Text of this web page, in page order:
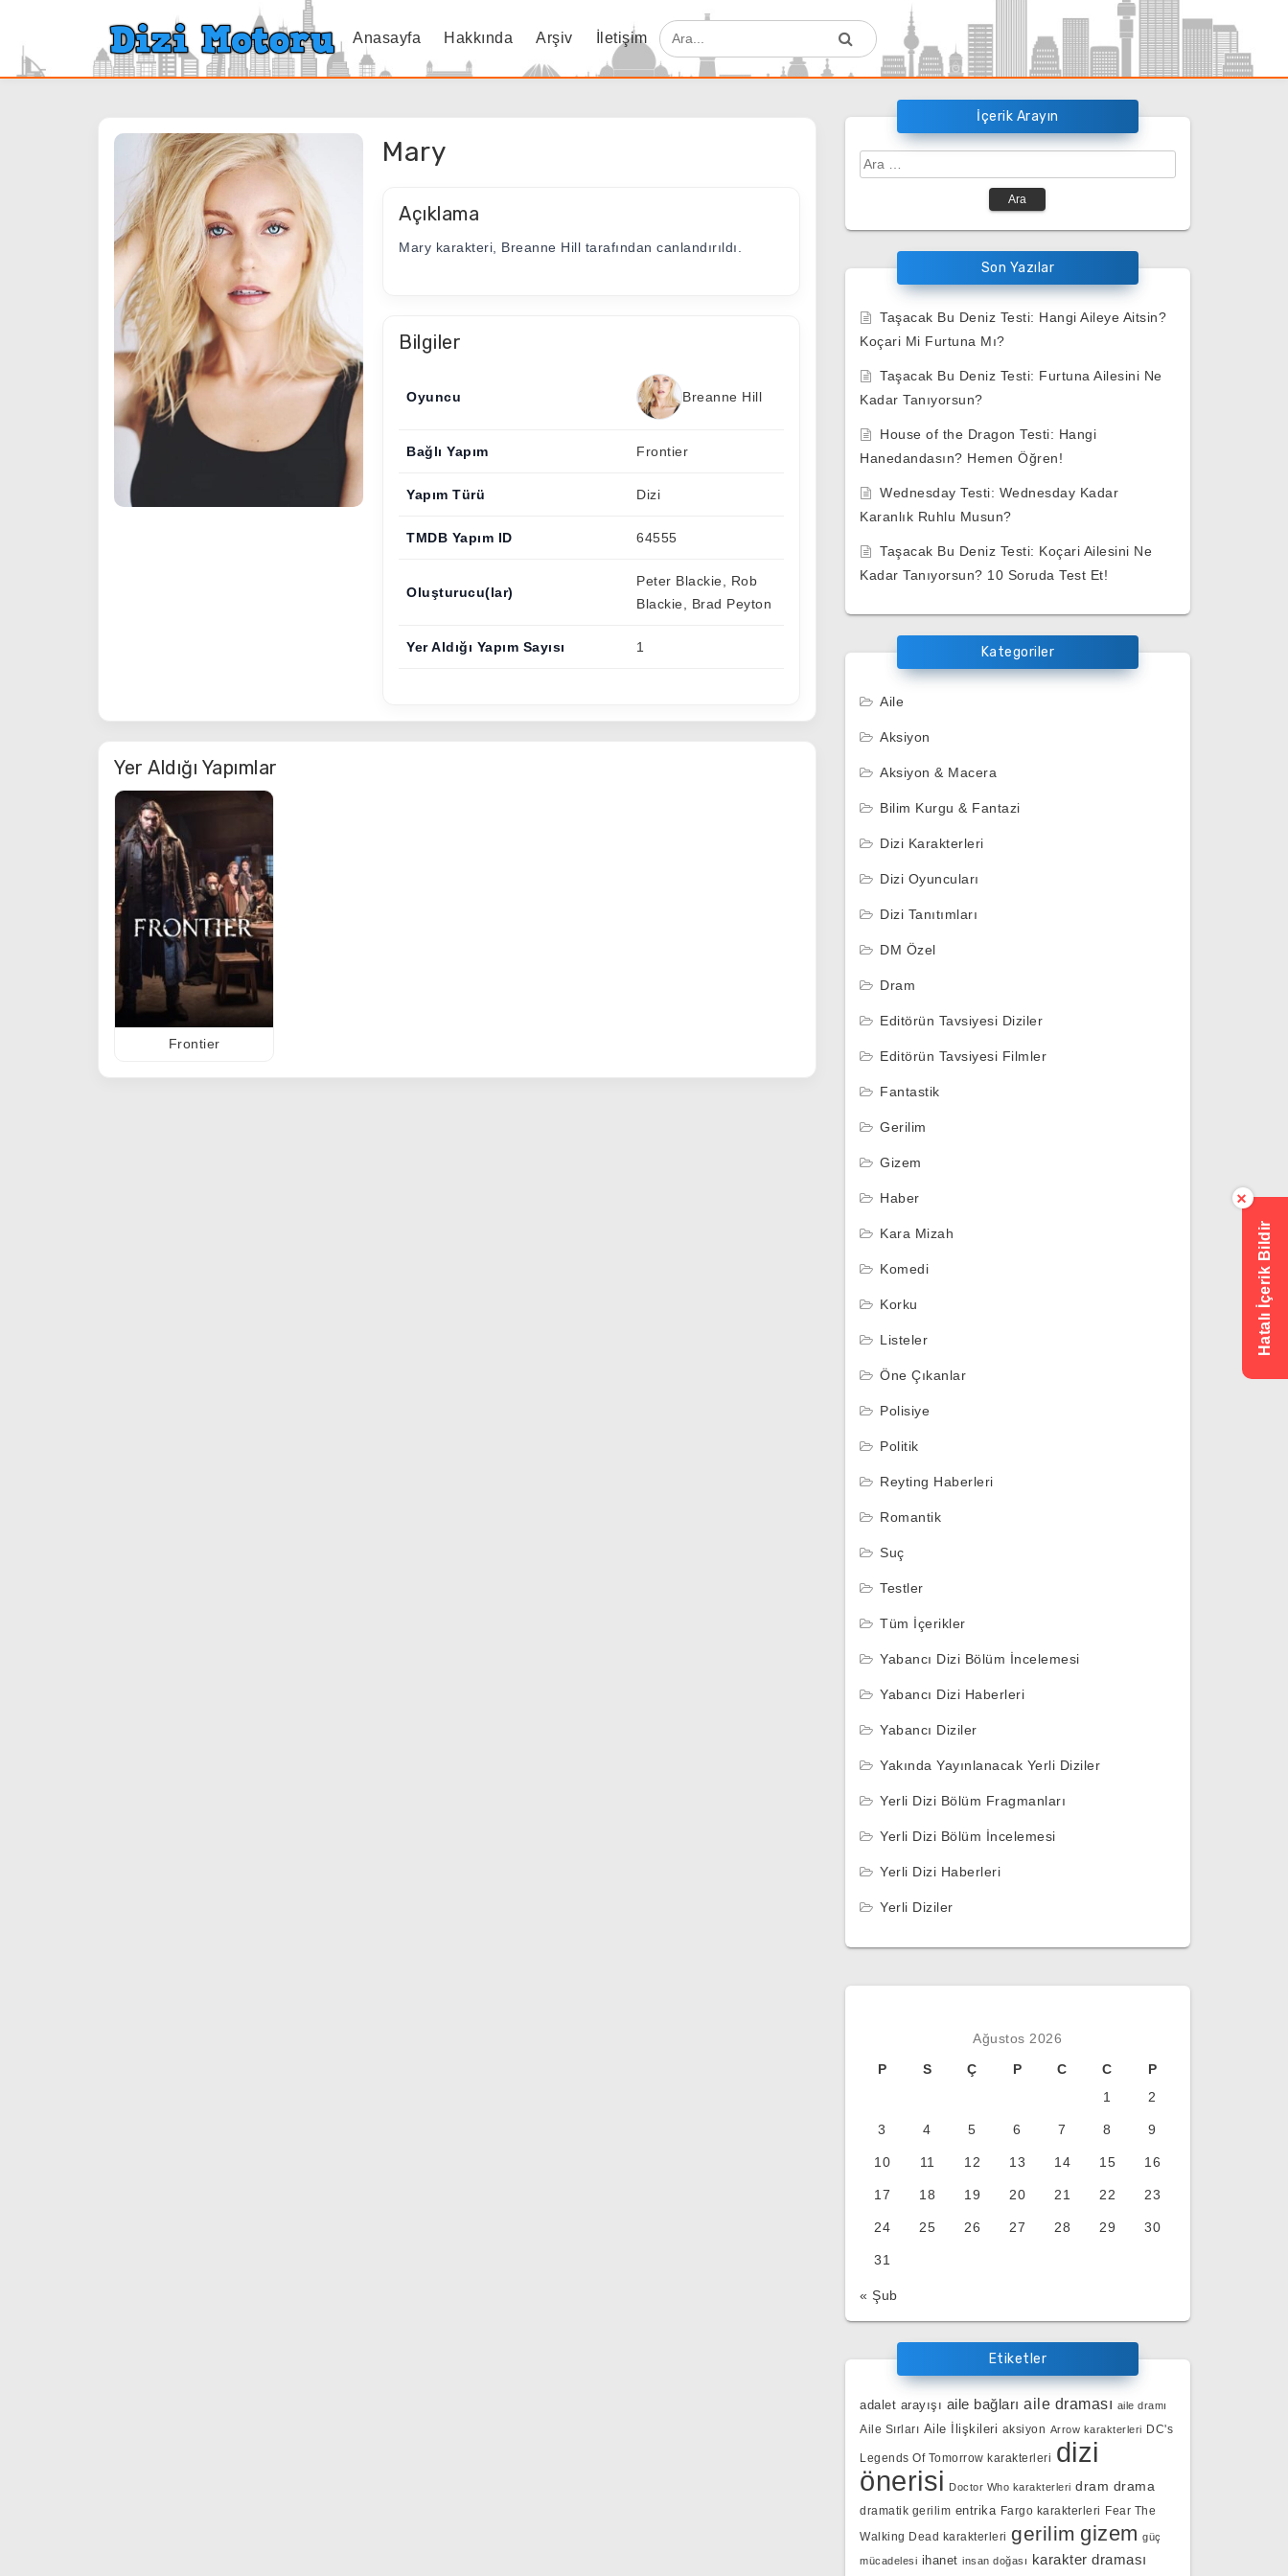
Anasayfa Hakkında Arşiv İletişim
Mary
Açıklama
Mary karakteri, Breanne Hill tarafından canlandırıldı.
Bilgiler
Oyuncu Breanne Hill
Bağlı Yapım Frontier
Yapım Türü Dizi
TMDB Yapım ID 64555
Oluşturucu(lar)
Peter Blackie, Rob
Blackie, Brad Peyton
Yer Aldığı Yapım Sayısı 1
Yer Aldığı Yapımlar
Frontier
İçerik Arayın
Arama:
Son Yazılar
Taşacak Bu Deniz Testi: Hangi Aileye Aitsin?
Koçari Mi Furtuna Mı?
Taşacak Bu Deniz Testi: Furtuna Ailesini Ne
Kadar Tanıyorsun?
House of the Dragon Testi: Hangi
Hanedandasın? Hemen Öğren!
Wednesday Testi: Wednesday Kadar
Karanlık Ruhlu Musun?
Taşacak Bu Deniz Testi: Koçari Ailesini Ne
Kadar Tanıyorsun? 10 Soruda Test Et!
Kategoriler
Aile
Aksiyon
Aksiyon & Macera
Bilim Kurgu & Fantazi
Dizi Karakterleri
Dizi Oyuncuları
Dizi Tanıtımları
DM Özel
Dram
Editörün Tavsiyesi Diziler
Editörün Tavsiyesi Filmler
Fantastik
Gerilim
Gizem
Haber
Kara Mizah
Komedi
Korku
Listeler
Öne Çıkanlar
Polisiye
Politik
Reyting Haberleri
Romantik
Suç
Testler
Tüm İçerikler
Yabancı Dizi Bölüm İncelemesi
Yabancı Dizi Haberleri
Yabancı Diziler
Yakında Yayınlanacak Yerli Diziler
Yerli Dizi Bölüm Fragmanları
Yerli Dizi Bölüm İncelemesi
Yerli Dizi Haberleri
Yerli Diziler
Ağustos 2026
P
S Ç P C C
P
1
2
3 4 5 6 7 8 9
10 11 12 13 14 15 16
17 18 19 20 21 22 23
24 25 26 27 28 29 30
31
« Şub
Etiketler
adalet arayışı aile bağları aile draması aile dramı
Aile Sırları Aile İlişkileri aksiyon Arrow karakterleri DC's
Legends Of Tomorrow karakterleri dizi
önerisi Doctor Who karakterleri dram drama
dramatik gerilim entrika Fargo karakterleri Fear The
Walking Dead karakterleri gerilim gizem güç
mücadelesi ihanet insan doğası karakter draması
Hatalı İçerik Bildir
×